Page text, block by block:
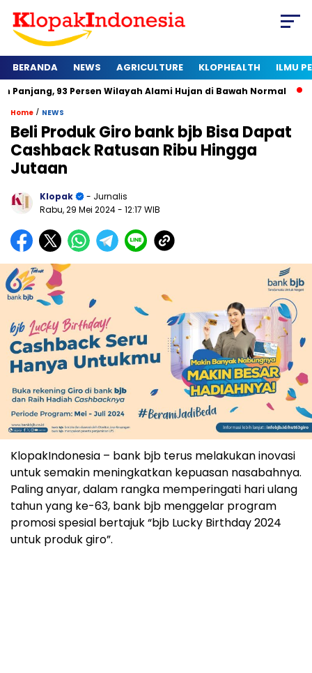
BERANDA NEWS AGRICULTURE KLOPHEALTH ILMU
Persen Wilayah Alami Hujan di Bawah Normal Kapan
Home / NEWS
Beli Produk Giro bank bjb Bisa Dapat
Cashback Ratusan Ribu Hingga
Jutaan
Klopak
- Jurnalis
Rabu, 29 Mei 2024- 12:17 WIB
KlopakIndonesia – bank bjb terus melakukan inovasi
untuk semakin meningkatkan kepuasan nasabahnya.
Paling anyar, dalam rangka memperingati hari ulang
tahun yang ke-63, bank bjb menggelar program
promosi spesial bertajuk “bjb Lucky Birthday 2024
untuk produk giro”.